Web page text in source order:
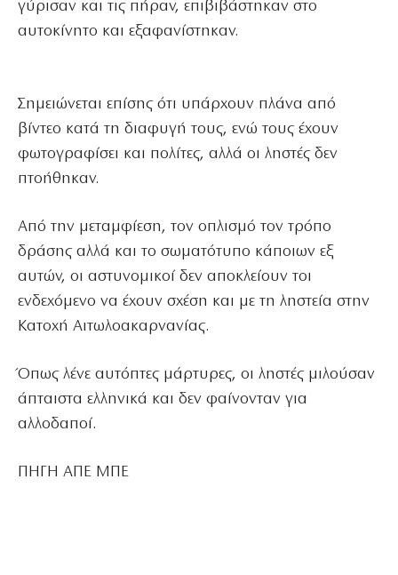
γύρισαν και τις πήραν, επιβιβάστηκαν στο
αυτοκίνητο και εξαφανίστηκαν.
Σημειώνεται επίσης ότι υπάρχουν πλάνα από
βίντεο κατά τη διαφυγή τους, ενώ τους έχουν
φωτογραφίσει και πολίτες, αλλά οι ληστές δεν
πτοήθηκαν.
Από την μεταμφίεση, τον οπλισμό τον τρόπο
δράσης αλλά και το σωματότυπο κάποιων εξ
αυτών, οι αστυνομικοί δεν αποκλείουν τοι
ενδεχόμενο να έχουν σχέση και με τη ληστεία στην
Κατοχή Αιτωλοακαρνανίας.
Όπως λένε αυτόπτες μάρτυρες, οι ληστές μιλούσαν
άπταιστα ελληνικά και δεν φαίνονταν για
αλλοδαποί.
ΠΗΓΗ ΑΠΕ ΜΠΕ